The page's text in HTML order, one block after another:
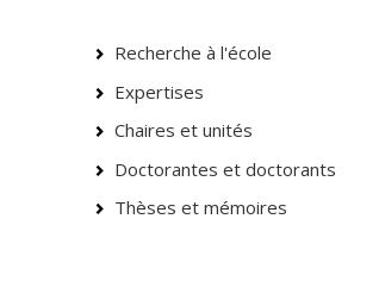
Recherche à l'école
Expertises
Chaires et unités
Doctorantes et doctorants
Thèses et mémoires